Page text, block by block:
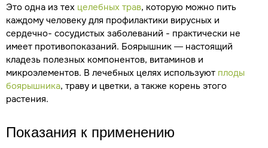
Это одна из тех целебных трав, которую можно пить
каждому человеку для профилактики вирусных и
сердечно- сосудистых заболеваний - практически не
имеет противопоказаний. Боярышник — настоящий
кладезь полезных компонентов, витаминов и
микроэлементов. В лечебных целях используют плоды
боярышника, траву и цветки, а также корень этого
растения.
Показания к применению